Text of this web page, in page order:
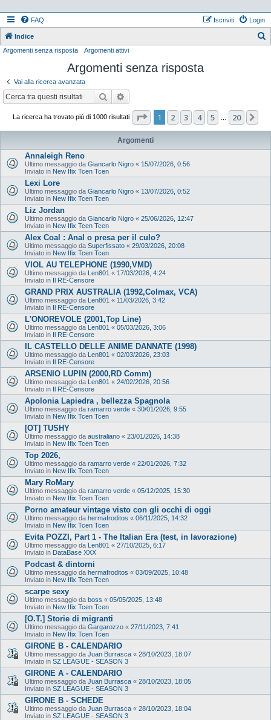
FAQ Login
Iscriviti
Indice
Argomenti senza risposta Argomenti attivi
Argomenti senza risposta
Vai alla ricerca avanzata
Cerca
La ricerca ha trovato più di 1000 risultati Pagina di 20
1 2 3 4 5 20
Argomenti
Annaleigh Reno
Ultimo messaggio da Giancarlo Nigro « 15/07/2026, 0:56
Inviato in New Ifix Tcen Tcen
Lexi Lore
Ultimo messaggio da Giancarlo Nigro « 13/07/2026, 0:52
Inviato in New Ifix Tcen Tcen
Liz Jordan
Ultimo messaggio da Giancarlo Nigro « 25/06/2026, 12:47
Inviato in New Ifix Tcen Tcen
Alex Coal : Anal o presa per il culo?
Ultimo messaggio da Superfissato « 29/03/2026, 20:08
Inviato in New Ifix Tcen Tcen
VIOL AU TELEPHONE (1990,VMD)
Ultimo messaggio da Len801 « 17/03/2026, 4:24
Inviato in Il RE-Censore
GRAND PRIX AUSTRALIA (1992,Colmax, VCA)
Ultimo messaggio da Len801 « 11/03/2026, 3:42
Inviato in Il RE-Censore
L'ONOREVOLE (2001,Top Line)
Ultimo messaggio da Len801 « 05/03/2026, 3:06
Inviato in Il RE-Censore
IL CASTELLO DELLE ANIME DANNATE (1998)
Ultimo messaggio da Len801 « 02/03/2026, 23:03
Inviato in Il RE-Censore
ARSENIO LUPIN (2000,RD Comm)
Ultimo messaggio da Len801 « 24/02/2026, 20:56
Inviato in Il RE-Censore
Apolonia Lapiedra , bellezza Spagnola
Ultimo messaggio da ramarro verde « 30/01/2026, 9:55
Inviato in New Ifix Tcen Tcen
[OT] TUSHY
Ultimo messaggio da australiano « 23/01/2026, 14:38
Inviato in New Ifix Tcen Tcen
Top 2026,
Ultimo messaggio da ramarro verde « 22/01/2026, 7:32
Inviato in New Ifix Tcen Tcen
Mary RoMary
Ultimo messaggio da ramarro verde « 05/12/2025, 15:30
Inviato in New Ifix Tcen Tcen
Porno amateur vintage visto con gli occhi di oggi
Ultimo messaggio da hermafroditos « 06/11/2025, 14:32
Inviato in New Ifix Tcen Tcen
Evita POZZI, Part 1 - The Italian Era (test, in lavorazione)
Ultimo messaggio da Len801 « 27/10/2025, 6:17
Inviato in DataBase XXX
Podcast & dintorni
Ultimo messaggio da hermafroditos « 03/09/2025, 10:48
Inviato in New Ifix Tcen Tcen
scarpe sexy
Ultimo messaggio da boss « 05/05/2025, 13:48
Inviato in New Ifix Tcen Tcen
[O.T.] Storie di migranti
Ultimo messaggio da Gargarozzo « 27/11/2023, 7:41
Inviato in New Ifix Tcen Tcen
GIRONE B - CALENDARIO
Ultimo messaggio da Juan Burrasca « 28/10/2023, 18:07
Inviato in SZ LEAGUE - SEASON 3
GIRONE A - CALENDARIO
Ultimo messaggio da Juan Burrasca « 28/10/2023, 18:05
Inviato in SZ LEAGUE - SEASON 3
GIRONE B - SCHEDE
Ultimo messaggio da Juan Burrasca « 28/10/2023, 18:04
Inviato in SZ LEAGUE - SEASON 3